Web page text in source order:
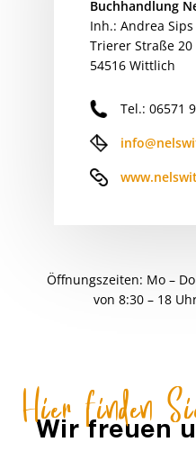
Buchhandlung
Inh.: Andrea Sips
Trierer Straße 20
54516 Wittlich
Tel.: 06571
Öffnungszeiten: Mo –
von 8:30 – 18
Hier finden
Wir freuen